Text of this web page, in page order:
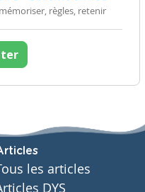
règles, retenir
les articles
DYS